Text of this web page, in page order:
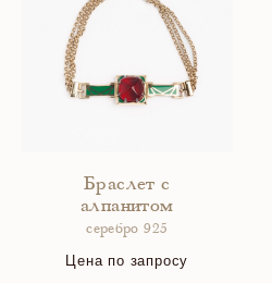
Браслет с
алпанитом
серебро 925
Цена по запросу